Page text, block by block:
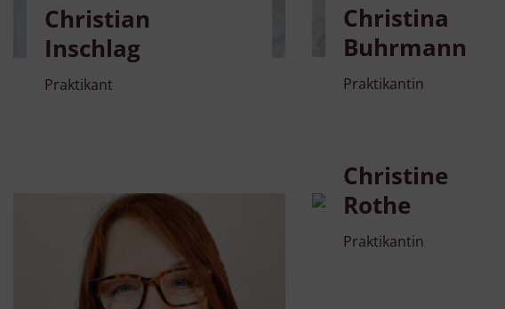
Christian
Inschlag
Praktikant
Christina
Buhrmann
Praktikantin
Christine
Rothe
Praktikantin